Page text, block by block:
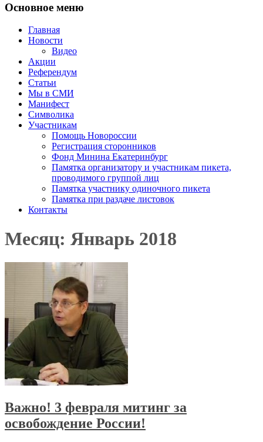
Основное меню
Главная
Новости
Видео
Акции
Референдум
Статьи
Мы в СМИ
Манифест
Символика
Участникам
Помощь Новороссии
Регистрация сторонников
Фонд Минина Екатеринбург
Памятка организатору и участникам пикета,
проводимого группой лиц
Памятка участнику одиночного пикета
Памятка при раздаче листовок
Контакты
Месяц: Январь 2018
Важно! 3 февраля митинг за
освобождение России!